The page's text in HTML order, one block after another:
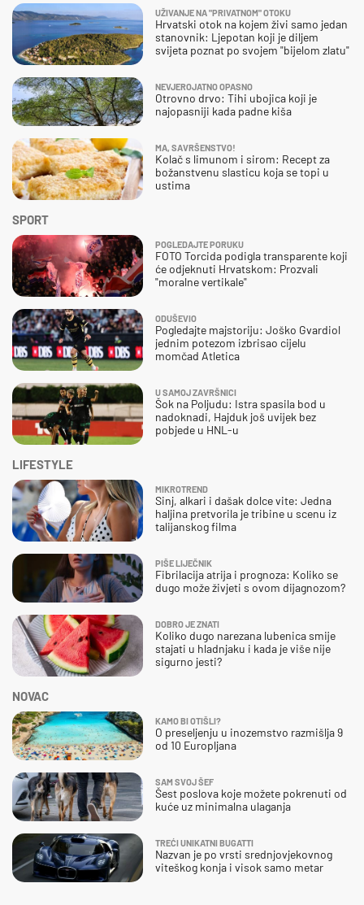
SPORT
POGLEDAJTE PORUKU
FOTO Torcida podigla transparente koji
će odjeknuti Hrvatskom: Prozvali
"moralne vertikale"
ODUŠEVIO
Pogledajte majstoriju: Joško Gvardiol
jednim potezom izbrisao cijelu
momčad Atletica
U SAMOJ ZAVRŠNICI
Šok na Poljudu: Istra spasila bod u
nadoknadi, Hajduk još uvijek bez
pobjede u HNL-u
UŽIVANJE NA "PRIVATNOM" OTOKU
Hrvatski otok na kojem živi samo jedan
stanovnik: Ljepotan koji je diljem
svijeta poznat po svojem "bijelom zlatu"
NEVJEROJATNO OPASNO
Otrovno drvo: Tihi ubojica koji je
najopasniji kada padne kiša
MA, SAVRŠENSTVO!
Kolač s limunom i sirom: Recept za
božanstvenu slasticu koja se topi u
ustima
NOVAC
KAMO BI OTIŠLI?
O preseljenju u inozemstvo razmišlja 9
od 10 Europljana
SAM SVOJ ŠEF
Šest poslova koje možete pokrenuti od
kuće uz minimalna ulaganja
TREĆI UNIKATNI BUGATTI
Nazvan je po vrsti srednjovjekovnog
viteškog konja i visok samo metar
LIFESTYLE
MIKROTREND
Sinj, alkari i dašak dolce vite: Jedna
haljina pretvorila je tribine u scenu iz
talijanskog filma
PIŠE LIJEČNIK
Fibrilacija atrija i prognoza: Koliko se
dugo može živjeti s ovom dijagnozom?
DOBRO JE ZNATI
Koliko dugo narezana lubenica smije
stajati u hladnjaku i kada je više nije
sigurno jesti?